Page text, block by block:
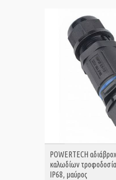
ΑΓΟΡΑ
POWERTECH
καλωδίων
IP68, μαύρος